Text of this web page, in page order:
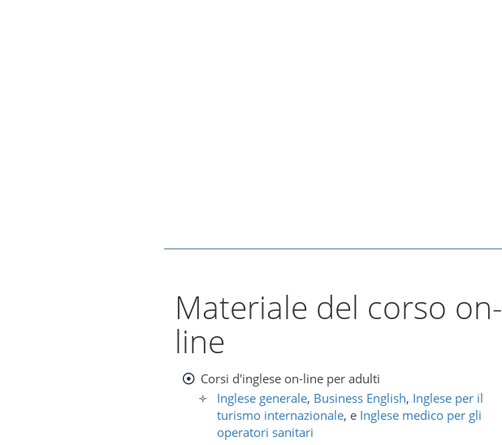
Materiale del corso on-
line
Corsi d'inglese on-line per adulti
Inglese generale, Business English, Inglese per il
turismo internazionale, e Inglese medico per gli
operatori sanitari